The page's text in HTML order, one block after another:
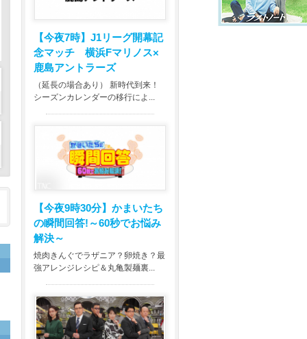
【今夜7時】 J1リーグ開幕記
念マッチ 横浜Fマリノス×
鹿島アントラーズ
（延長の場合あり） 新時代到来！
シーズンカレンダーの移行によ...
【今夜9時30分】 かまいたち
の瞬間回答!～60秒でお悩み
解決～
焼肉きんぐでラザニア？卵焼き？最
強アレンジレシピ＆丸亀製麺裏...